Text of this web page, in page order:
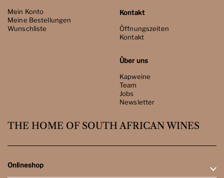
Mein Konto
Meine Bestellungen
Wunschliste
Kontakt
Öffnungszeiten
Kontakt
Über uns
Kapweine
Team
Jobs
Newsletter
THE HOME OF SOUTH AFRICAN WINES
Onlineshop